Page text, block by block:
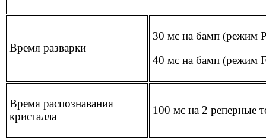
Время разварки
30 мс на бамп (режим
40 мс на бамп (режим
Время распознавания
кристалла
100 мс на 2 реперные